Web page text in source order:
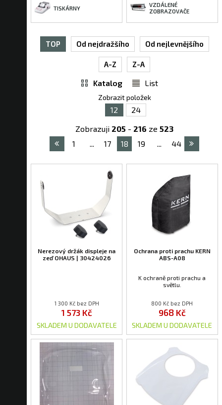
TISKÁRNY
VZDÁLENÉ
ZOBRAZOVAČE
TOP Od nejdražšího Od nejlevnějšího
A-Z Z-A
Katalog List
Zobrazit položek
12
24
Zobrazuji 205 - 216 ze 523
1
... 17 18 19 ... 44
Nerezový držák displeje na
zeď OHAUS | 30424026
1 300 Kč bez DPH
1 573 Kč
SKLADEM U DODAVATELE
Ochrana proti prachu KERN
ABS-A08
K ochraně proti prachu a
světlu.
800 Kč bez DPH
968 Kč
SKLADEM U DODAVATELE